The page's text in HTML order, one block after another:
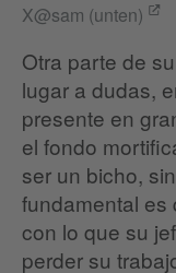
X@sam (unten)
Otra parte de
lugar a dudas,
presente en
el fondo
ser un bicho,
fundamental es
con lo que su
perder su